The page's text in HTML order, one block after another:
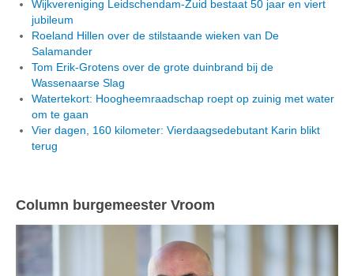
Wijkvereniging Leidschendam-Zuid bestaat 50 jaar en viert
jubileum
Roeland Hillen over de stilstaande wieken van De
Salamander
Tom Erik-Grotens over de grote duinbrand bij de
Wassenaarse Slag
Watertekort: Hoogheemraadschap roept op zuinig met water
om te gaan
Vier dagen, 160 kilometer: Vierdaagsedebutant Karin blikt
terug
Column burgemeester Vroom